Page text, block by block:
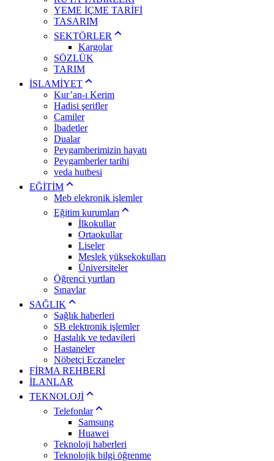
YEME İÇME TARİFİ
TASARIM
SEKTÖRLER
Kargolar
SÖZLÜK
TARIM
İSLAMİYET
Kur’an-ı Kerim
Hadisi şerifler
Camiler
İbadetler
Dualar
Peygamberimizin hayatı
Peygamberler tarihi
veda hutbesi
EĞİTİM
Meb elekronik işlemler
Eğitim kurumları
İlkokullar
Ortaokullar
Liseler
Meslek yüksekokulları
Üniversiteler
Öğrenci yurtları
Sınavlar
SAĞLIK
Sağlık haberleri
SB elektronik işlemler
Hastalık ve tedavileri
Hastaneler
Nöbetçi Eczaneler
FİRMA REHBERİ
İLANLAR
TEKNOLOJİ
Telefonlar
Samsung
Huawei
Teknoloji haberleri
Teknolojik bilgi öğrenme